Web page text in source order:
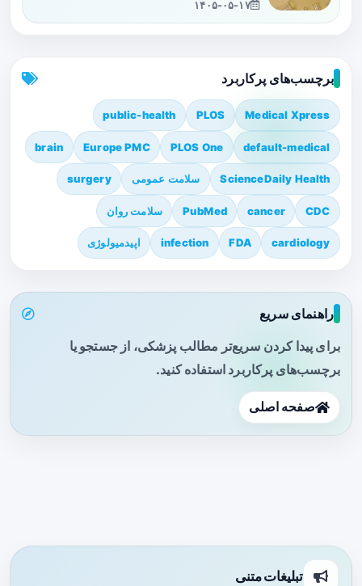
۱۴۰۵-۰۵-۱۷
برچسب‌های پرکاربرد
Medical Xpress
PLOS
public-health
default-medical
PLOS One
Europe PMC
brain
ScienceDaily Health سلامت عمومی surgery
CDC
cancer
PubMed سلامت روان
cardiology
FDA
infection اپیدمیولوژی
راهنمای سریع
برای پیدا کردن سریع‌تر مطالب پزشکی، از جستجو یا
برچسب‌های پرکاربرد استفاده کنید.
صفحه اصلی
تبلیغات متنی